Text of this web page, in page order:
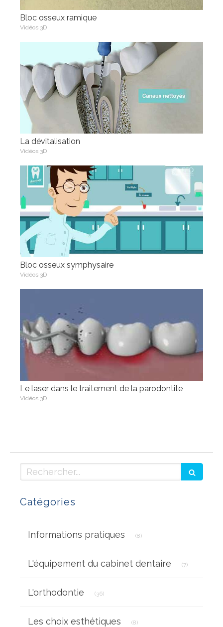
Bloc osseux ramique
Vidéos 3D
La dévitalisation
Vidéos 3D
Bloc osseux symphysaire
Vidéos 3D
Le laser dans le traitement de la parodontite
Vidéos 3D
Rechercher
Catégories
Informations pratiques (8)
L'équipement du cabinet dentaire (7)
L'orthodontie (36)
Les choix esthétiques (8)